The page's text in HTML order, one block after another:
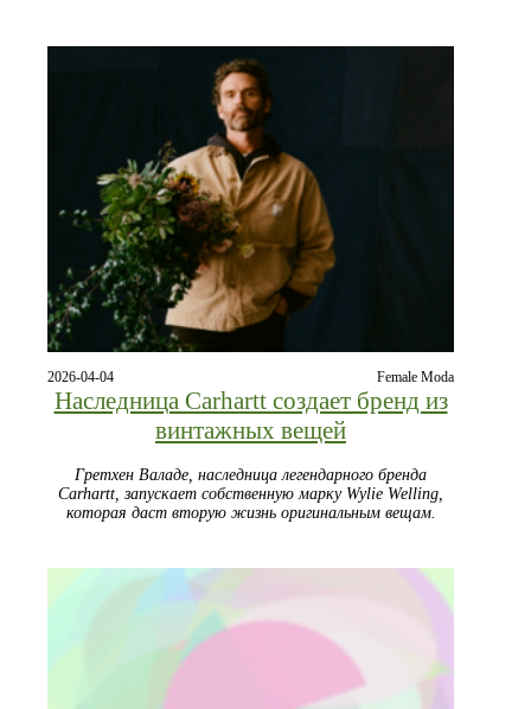
2026-04-04 Female Moda
Наследница Carhartt создает бренд из
винтажных вещей
Гретхен Валаде, наследница легендарного бренда
Carhartt, запускает собственную марку Wylie Welling,
которая даст вторую жизнь оригинальным вещам.